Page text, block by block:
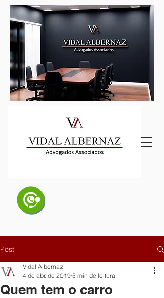
Post
Quem tem o carro
Vidal Albernaz
4 de abr. de 2019 5 min de leitura